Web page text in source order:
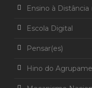
Ensino à Distância
Escola Digital
Pensar(es)
Hino do